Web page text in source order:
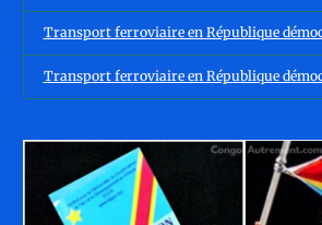
Transport ferroviaire en République
Transport ferroviaire en République